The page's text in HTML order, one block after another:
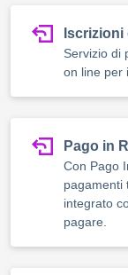
Iscrizioni
Servizio di
on line per
Pago in
Con Pago
pagamenti
integrato
pagare.